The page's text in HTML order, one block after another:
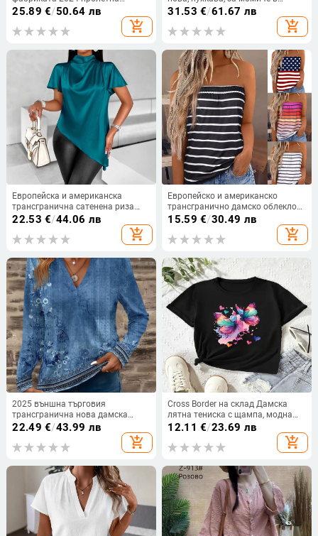
обложка с дълъг ръкав, мрежеста
тениска с позициониращо цвете,
дамска тениска в западен стил с
25.89 €/50.64 лв
add_shopping_cart
западен стил, намаляваща
възрастта, покриваща корема
отпред, къса, задна, дълга,
31.53 €/61.67 лв
add_shopping_cart
Европейска и американска
трансгранична сатенена риза
Amazon 2025 Пролетно-летна
подгъвна риза
22.53 €/44.06 лв
add_shopping_cart
Европейско и американско
трансгранично дамско облекло
Amazon ebay Двустранно
облекло без ръкави с една дума
яка, свободна ежедневна тениска
15.59 €/30.49 лв
add_shopping_cart
2025 външна търговия
трансгранична нова дамска
ежедневна V-образна деколте
дълъг ръкав обикновен пуловер
дигитален печат дамска топ
22.49 €/43.99 лв
add_shopping_cart
Cross Border на склад Дамска
лятна тениска с щампа, модна
ежедневна, сладка, с къс ръкав,
дамска тениска с къс ръкав и
щампа на очи
12.11 €/23.69 лв
add_shopping_cart